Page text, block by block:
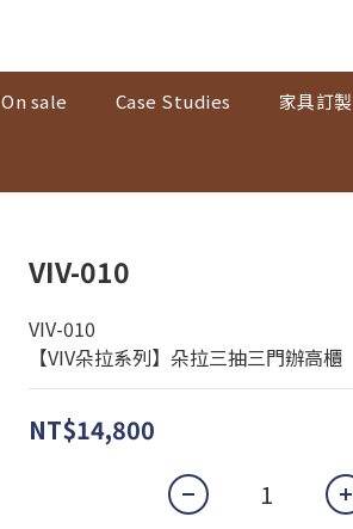
On sale Case Studies 家具訂製
VIV-010
VIV-010
【VIV朵拉系列】朵拉三抽三門辦高櫃
NT$14,800